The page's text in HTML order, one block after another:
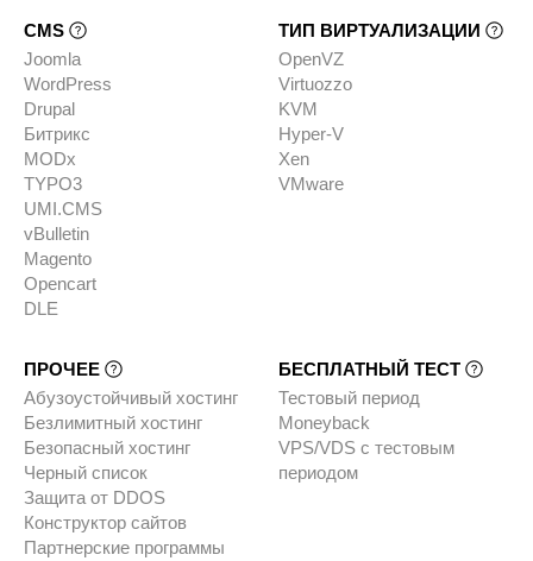
CMS
Joomla
WordPress
Drupal
Битрикс
MODx
TYPO3
UMI.CMS
vBulletin
Magento
Opencart
DLE
ТИП ВИРТУАЛИЗАЦИИ
OpenVZ
Virtuozzo
KVM
Hyper-V
Xen
VMware
ПРОЧЕЕ
Абузоустойчивый хостинг
Безлимитный хостинг
Безопасный хостинг
Черный список
Защита от DDOS
Конструктор сайтов
Партнерские программы
БЕСПЛАТНЫЙ ТЕСТ
Тестовый период
Moneyback
VPS/VDS с тестовым
периодом